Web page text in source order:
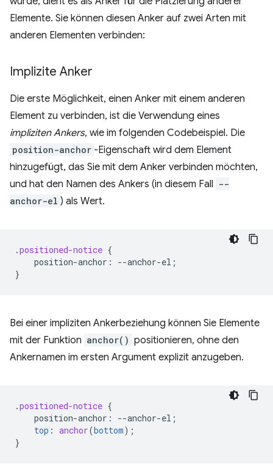
Elemente. Sie können diesen Anker auf zwei Arten mit
anderen Elementen verbinden:
Implizite Anker
Die erste Möglichkeit, einen Anker mit einem anderen
Element zu verbinden, ist die Verwendung eines
impliziten Ankers, wie im folgenden Codebeispiel. Die
position-anchor -Eigenschaft wird dem Element
hinzugefügt, das Sie mit dem Anker verbinden möchten,
und hat den Namen des Ankers (in diesem Fall --
anchor-el ) als Wert.
.positioned-notice {
position-anchor : --anchor-el ;
}
Bei einer impliziten Ankerbeziehung können Sie Elemente
mit der Funktion anchor() positionieren, ohne den
Ankernamen im ersten Argument explizit anzugeben.
.positioned-notice {
position-anchor : --anchor-el ;
top : anchor(bottom);
}